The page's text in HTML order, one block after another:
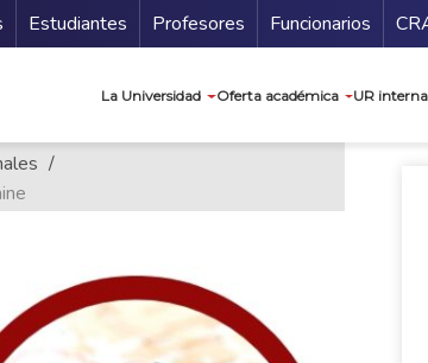
Estudiantes Profesores Funcionarios
La Universidad Oferta académica UR